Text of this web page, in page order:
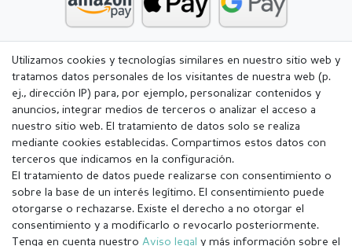
Utilizamos cookies y tecnologías similares en nuestro sitio web y
tratamos datos personales de los visitantes de nuestra web (p.
ej., dirección IP) para, por ejemplo, personalizar contenidos y
anuncios, integrar medios de terceros o analizar el acceso a
nuestro sitio web. El tratamiento de datos solo se realiza
mediante cookies establecidas. Compartimos estos datos con
terceros que indicamos en la configuración.
El tratamiento de datos puede realizarse con consentimiento o
sobre la base de un interés legítimo. El consentimiento puede
otorgarse o rechazarse. Existe el derecho a no otorgar el
consentimiento y a modificarlo o revocarlo posteriormente.
Tenga en cuenta nuestro Aviso legal y más información sobre el